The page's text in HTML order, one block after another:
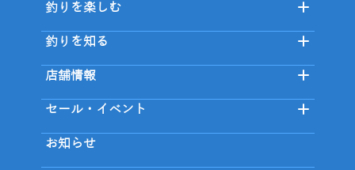
釣りを楽しむ
釣りを知る
店舗情報
セール・イベント
お知らせ